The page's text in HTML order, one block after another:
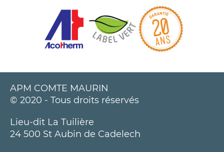
APM COMTE MAURIN
© 2020 - Tous droits réservés
Lieu-dit La Tuilière
24 500 St Aubin de Cadelech